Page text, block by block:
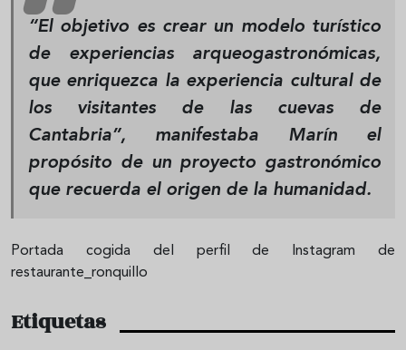
“El objetivo es crear un modelo turístico
de experiencias arqueogastronómicas,
que enriquezca la experiencia cultural de
los visitantes de las cuevas de
Cantabria”, manifestaba Marín el
propósito de un proyecto gastronómico
que recuerda el origen de la humanidad.
Portada cogida del perfil de Instagram de
restaurante_ronquillo
Etiquetas